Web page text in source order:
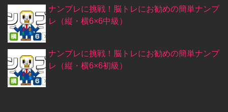
ナンプレに挑戦！脳トレにお勧めの簡単ナンプ
レ（縦・横6×6中級）
ナンプレに挑戦！脳トレにお勧めの簡単ナンプ
レ（縦・横6×6初級）